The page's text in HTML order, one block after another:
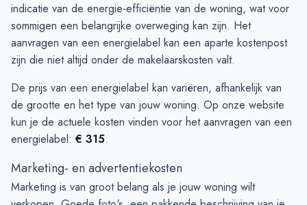
indicatie van de energie-efficiëntie van de woning, wat voor
sommigen een belangrijke overweging kan zijn. Het
aanvragen van een energielabel kan een aparte kostenpost
zijn die niet altijd onder de makelaarskosten valt.
De prijs van een energielabel kan variëren, afhankelijk van
de grootte en het type van jouw woning. Op onze website
kun je de actuele kosten vinden voor het aanvragen van een
energielabel: € 315.
Marketing- en advertentiekosten
Marketing is van groot belang als je jouw woning wilt